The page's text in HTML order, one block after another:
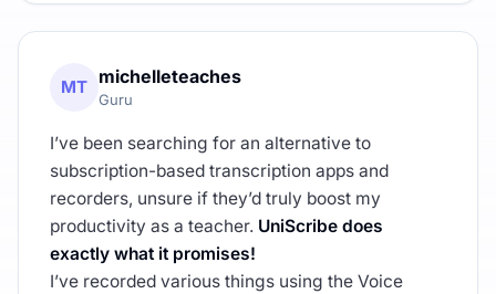
MT michelleteaches
Guru
I’ve been searching for an alternative to
subscription-based transcription apps and
recorders, unsure if they’d truly boost my
productivity as a teacher. UniScribe does
exactly what it promises!
I’ve recorded various things using the Voice